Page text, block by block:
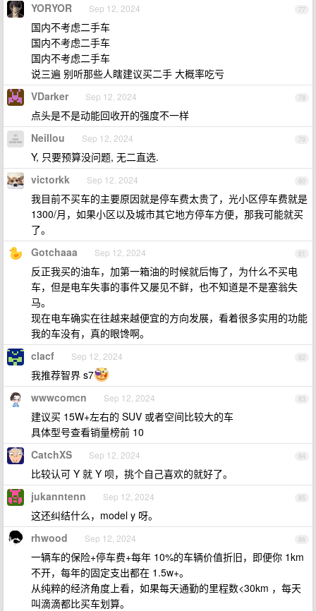
77
YORYOR Sep 12, 2024
国内不考虑二手车
国内不考虑二手车
国内不考虑二手车
说三遍 别听那些人瞎建议买二手 大概率吃亏
78
VDarker Sep 12, 2024
点头是不是动能回收开的强度不一样
79
Neillou Sep 12, 2024
Y, 只要预算没问题, 无二直选.
80
victorkk Sep 12, 2024
我目前不买车的主要原因就是停车费太贵了，光小区停车费就是
1300/月，如果小区以及城市其它地方停车方便，那我可能就买
了。
81
Gotchaaa Sep 12, 2024
反正我买的油车，加第一箱油的时候就后悔了，为什么不买电
车，但是电车失事的事件又屡见不鲜，也不知道是不是塞翁失
马。
现在电车确实在往越来越便宜的方向发展，看着很多实用的功能
我的车没有，真的眼馋啊。
82
clacf Sep 12, 2024
我推荐智界 s7
83
wwwcomcn Sep 12, 2024
建议买 15W+左右的 SUV 或者空间比较大的车
具体型号查看销量榜前 10
84
CatchXS Sep 12, 2024
比较认可 Y 就 Y 呗，挑个自己喜欢的就好了。
85
jukanntenn Sep 12, 2024
这还纠结什么，model y 呀。
86
rhwood Sep 12, 2024
一辆车的保险+停车费+每年 10%的车辆价值折旧，即便你 1km
不开，每年的固定支出都在 1.5w+。
从纯粹的经济角度上看，如果每天通勤的里程数<30km ，每天
叫滴滴都比买车划算。